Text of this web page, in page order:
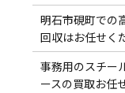
明石市硯町での
回収はお任せく
事務用のスチー
ースの買取お任